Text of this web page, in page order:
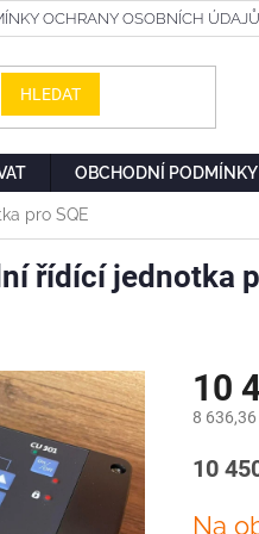
OCHRANY OSOBNÍCH ÚDAJŮ
HLEDAT
OBCHODNÍ PODMÍNKY
pro SQE
řídící jednotka
10
8 636,36
Měrná
10
Na